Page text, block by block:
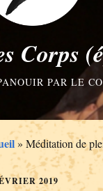
Corps
PAR LE
» Méditation de
2019